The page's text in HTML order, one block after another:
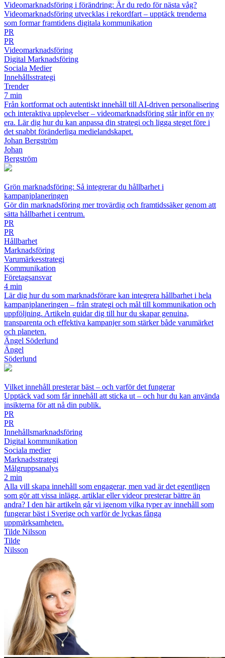
Videomarknadsföring i förändring: Är du redo för nästa våg?
Videomarknadsföring utvecklas i rekordfart – upptäck trenderna
som formar framtidens digitala kommunikation
PR
PR
Videomarknadsföring
Digital Marknadsföring
Sociala Medier
Innehållsstrategi
Trender
7 min
Från kortformat och autentiskt innehåll till AI-driven personalisering
och interaktiva upplevelser – videomarknadsföring står inför en ny
era. Lär dig hur du kan anpassa din strategi och ligga steget före i
det snabbt föränderliga medielandskapet.
Johan Bergström
Johan
Bergström
Grön marknadsföring: Så integrerar du hållbarhet i
kampanjplaneringen
Gör din marknadsföring mer trovärdig och framtidssäker genom att
sätta hållbarhet i centrum.
PR
PR
Hållbarhet
Marknadsföring
Varumärkesstrategi
Kommunikation
Företagsansvar
4 min
Lär dig hur du som marknadsförare kan integrera hållbarhet i hela
kampanjplaneringen – från strategi och mål till kommunikation och
uppföljning. Artikeln guidar dig till hur du skapar genuina,
transparenta och effektiva kampanjer som stärker både varumärket
och planeten.
Ängel Söderlund
Ängel
Söderlund
Vilket innehåll presterar bäst – och varför det fungerar
Upptäck vad som får innehåll att sticka ut – och hur du kan använda
insikterna för att nå din publik.
PR
PR
Innehållsmarknadsföring
Digital kommunikation
Sociala medier
Marknadsstrategi
Målgruppsanalys
2 min
Alla vill skapa innehåll som engagerar, men vad är det egentligen
som gör att vissa inlägg, artiklar eller videor presterar bättre än
andra? I den här artikeln går vi igenom vilka typer av innehåll som
fungerar bäst i Sverige och varför de lyckas fånga
uppmärksamheten.
Tilde Nilsson
Tilde
Nilsson